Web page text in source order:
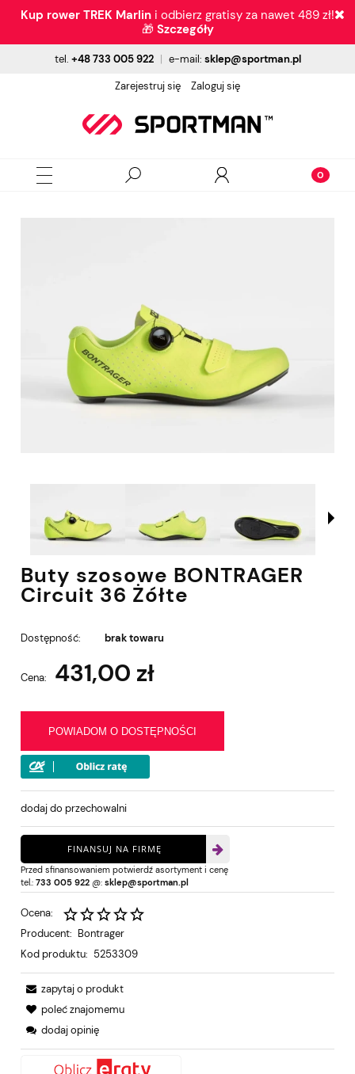
Kup rower TREK Marlin i odbierz gratisy za nawet 489 zł!
🎁 Szczegóły
tel. +48 733 005 922 | e-mail: sklep@sportman.pl
Zarejestruj się
Zaloguj się
Buty szosowe BONTRAGER
Circuit 36 Żółte
Dostępność: brak towaru
Cena: 431,00 zł
POWIADOM O DOSTĘPNOŚCI
dodaj do przechowalni
FINANSUJ NA FIRMĘ
Przed sfinansowaniem potwierdź asortyment i cenę
tel.: 733 005 922 @: sklep@sportman.pl
Ocena:
Producent: Bontrager
Kod produktu: 5253309
zapytaj o produkt
poleć znajomemu
dodaj opinię